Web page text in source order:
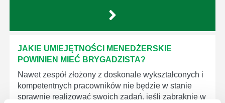
JAKIE UMIEJĘTNOŚCI MENEDŻERSKIE
POWINIEN MIEĆ BRYGADZISTA?
Nawet zespół złożony z doskonale wykształconych i
kompetentnych pracowników nie będzie w stanie
sprawnie realizować swoich zadań, jeśli zabraknie w